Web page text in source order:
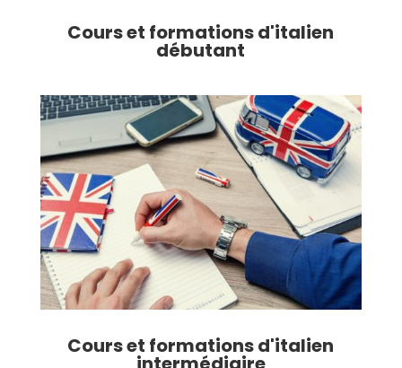
Cours et formations d'italien
débutant
Cours et formations d'italien